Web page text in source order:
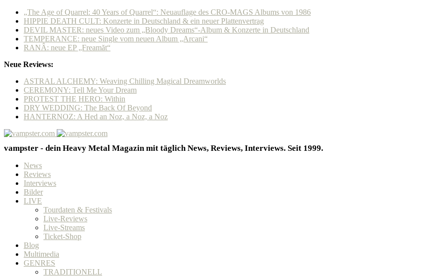
„The Age of Quarrel: 40 Years of Quarrel“: Neuauflage des CRO-MAGS Albums von 1986
HIPPIE DEATH CULT: Konzerte in Deutschland & ein neuer Plattenvertrag
DEVIL MASTER: neues Video zum „Bloody Dreams“-Album & Konzerte in Deutschland
TEMPERANCE: neue Single vom neuen Album „Arcani“
RANÂ: neue EP „Freamăt“
Neue Reviews:
ASTRAL ALCHEMY: Weaving Chilling Magical Dreamworlds
CEREMONY: Tell Me Your Dream
PROTEST THE HERO: Within
DRY WEDDING: The Back Of Beyond
HANTERNOZ: A Hed an Noz, a Noz, a Noz
vampster - dein Heavy Metal Magazin mit täglich News, Reviews, Interviews. Seit 1999.
News
Reviews
Interviews
Bilder
LIVE
Tourdaten & Festivals
Live-Reviews
Live-Streams
Ticket-Shop
Blog
Multimedia
GENRES
TRADITIONELL